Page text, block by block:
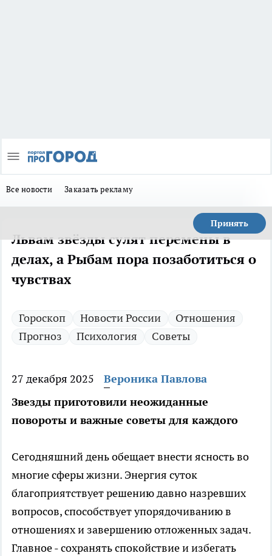
Все новости Заказать рекламу
Принять
Львам звёзды сулят перемены в
делах, а Рыбам пора позаботиться о
чувствах
Гороскоп Новости России
Отношения
Прогноз
Психология Советы
27 декабря 2025
Вероника Павлова
Звезды приготовили неожиданные
повороты и важные советы для каждого
Сегодняшний день обещает внести ясность во
многие сферы жизни. Энергия суток
благоприятствует решению давно назревших
вопросов, способствует упорядочиванию в
отношениях и завершению отложенных задач.
Главное - сохранять спокойствие и избегать